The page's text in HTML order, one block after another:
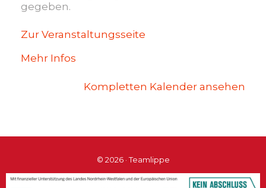
gegeben.
Zur Veranstaltungsseite
Mehr Infos
Kompletten Kalender ansehen
© 2026 · Teamlippe